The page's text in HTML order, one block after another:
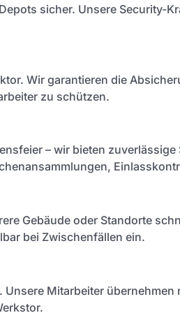
sicher. Unsere Security-
Wir garantieren die
zu schützen.
– wir bieten
Gebäude oder Standorte
bei Zwischenfällen ein.
Mitarbeiter